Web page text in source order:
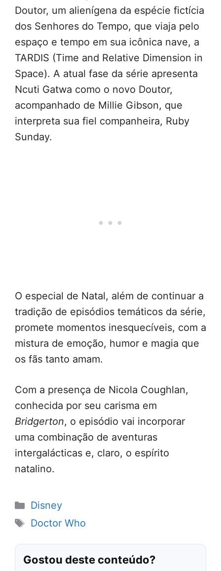
Doutor, um alienígena da espécie fictícia
dos Senhores do Tempo, que viaja pelo
espaço e tempo em sua icônica nave, a
TARDIS (Time and Relative Dimension in
Space). A atual fase da série apresenta
Ncuti Gatwa como o novo Doutor,
acompanhado de Millie Gibson, que
interpreta sua fiel companheira, Ruby
Sunday.
O especial de Natal, além de continuar a
tradição de episódios temáticos da série,
promete momentos inesquecíveis, com a
mistura de emoção, humor e magia que
os fãs tanto amam.
Com a presença de Nicola Coughlan,
conhecida por seu carisma em
Bridgerton, o episódio vai incorporar
uma combinação de aventuras
intergalácticas e, claro, o espírito
natalino.
Categorias
Disney
Tags
Doctor Who
Gostou deste conteúdo?